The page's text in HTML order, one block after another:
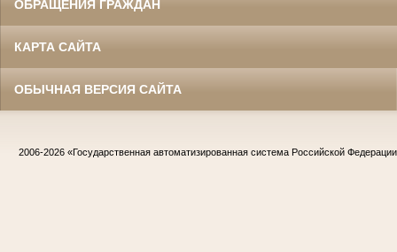
ОБРАЩЕНИЯ ГРАЖДАН
КАРТА САЙТА
ОБЫЧНАЯ ВЕРСИЯ САЙТА
2006-2026 «Государственная автоматизированная система Российской